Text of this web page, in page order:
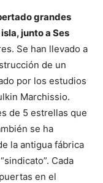
grandes
junto a Ses
Se han llevado a
de un
por los estudios
Marchissio.
de 5 estrellas que
se ha
la antigua fábrica
Cada
en el